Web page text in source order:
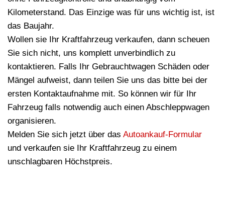
Kilometerstand. Das Einzige was für uns wichtig ist, ist
das Baujahr.
Wollen sie Ihr Kraftfahrzeug verkaufen, dann scheuen
Sie sich nicht, uns komplett unverbindlich zu
kontaktieren. Falls Ihr Gebrauchtwagen Schäden oder
Mängel aufweist, dann teilen Sie uns das bitte bei der
ersten Kontaktaufnahme mit. So können wir für Ihr
Fahrzeug falls notwendig auch einen Abschleppwagen
organisieren.
Melden Sie sich jetzt über das Autoankauf-Formular
und verkaufen sie Ihr Kraftfahrzeug zu einem
unschlagbaren Höchstpreis.